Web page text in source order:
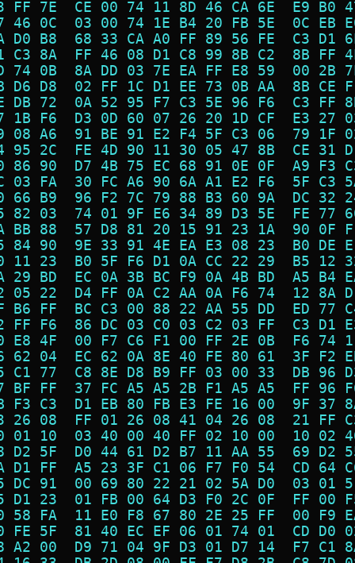
FF 7E  CE 00 74 11 8D 46 CA 6E  E9
46 0C  03 00 74 1E B4 20 FB 5E  0C
D0 B8  68 33 CA A0 FF 89 56 FE  C3
C3 8A  FF 46 08 D1 C8 99 8B C2  8B
74 0B  8A DD 03 7E EA FF E8 59  00
D6 D8  02 FF 1C D1 EE 73 0B AA  8B
DB 72  0A 52 95 F7 C3 5E 96 F6  C3
1B F6  D3 0D 60 07 26 20 1D CF  E3
08 A6  91 BE 91 E2 F4 5F C3 06  79
95 2C  FE 4D 90 11 30 05 47 8B  CE
86 90  D7 4B 75 EC 68 91 0E 0F  A9
03 FA  30 FC A6 90 6A A1 E2 F6  5F
66 B9  96 F2 7C 79 88 B3 60 9A  DC
82 03  74 01 9F E6 34 89 D3 5E  FE
BB 88  57 D8 81 20 15 91 23 1A  90
84 90  9E 33 91 4E EA E3 08 23  B0
11 23  B0 5F F6 D1 0A CC 22 29  B5
29 BD  EC 0A 3B BC F9 0A 4B BD  A5
05 22  D4 FF 0A C2 AA 0A F6 74  12
B6 FF  BC C3 00 88 22 AA 55 DD  ED
FF F6  86 DC 03 C0 03 C2 03 FF  C3
E8 4F  00 F7 C6 F1 00 FF 2E 0B  F6
62 04  EC 62 0A 8E 40 FE 80 61  3F
C1 77  C8 8E D8 B9 FF 03 00 33  DB
BF FF  37 FC A5 A5 2B F1 A5 A5  FF
F3 C3  D1 EB 80 FB E3 FE 16 00  9F
26 08  FF 01 26 08 41 04 26 08  21
01 10  03 40 00 40 FF 02 10 00  10
D2 5F  D0 44 61 D2 B7 11 AA 55  69
D1 FF  A5 23 3F C1 06 F7 F0 54  CD
DC 91  00 69 80 22 21 02 5A D0  03
D1 23  01 FB 00 64 D3 F0 2C 0F  FF
58 FA  11 E0 F8 67 80 2E 25 FF  00
FE 5F  81 40 EC EF 06 01 74 01  CD
A2 00  D9 71 04 9F D3 01 D7 14  F7